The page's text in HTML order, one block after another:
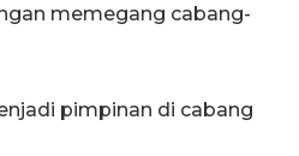
memegang cabang-
pimpinan di cabang